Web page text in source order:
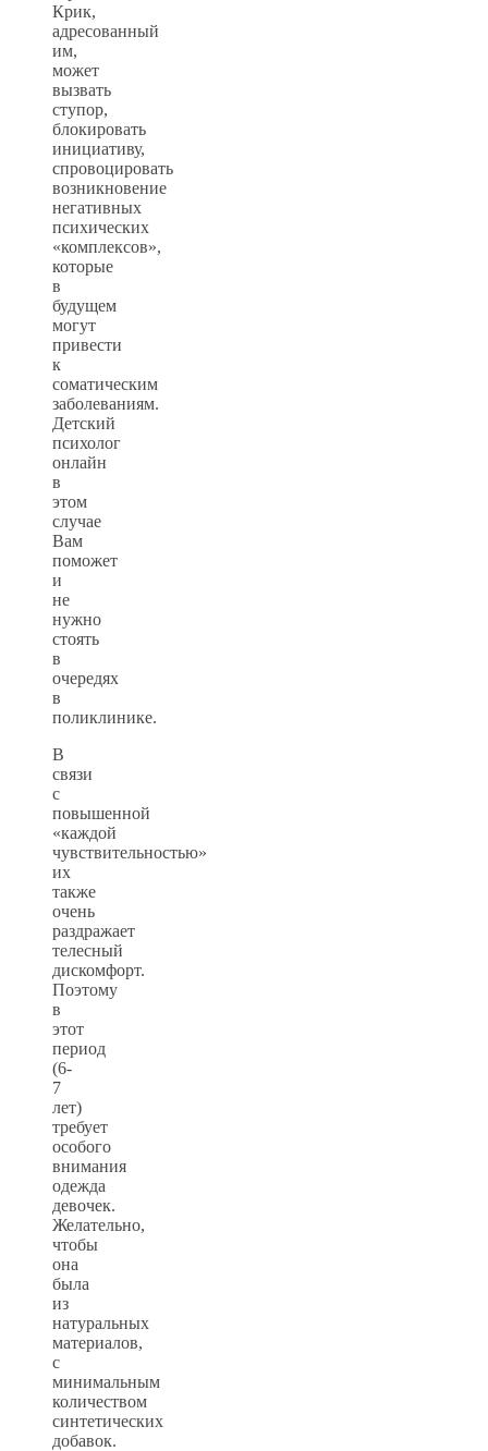
Крик,
адресованный
им,
может
вызвать
ступор,
блокировать
инициативу,
спровоцировать
возникновение
негативных
психических
«комплексов»,
которые
в
будущем
могут
привести
к
соматическим
заболеваниям.
Детский
психолог
онлайн
в
этом
случае
Вам
поможет
и
не
нужно
стоять
в
очередях
в
поликлинике.
В
связи
с
повышенной
«каждой
чувствительностью»
их
также
очень
раздражает
телесный
дискомфорт.
Поэтому
в
этот
период
(6-
7
лет)
требует
особого
внимания
одежда
девочек.
Желательно,
чтобы
она
была
из
натуральных
материалов,
с
минимальным
количеством
синтетических
добавок.